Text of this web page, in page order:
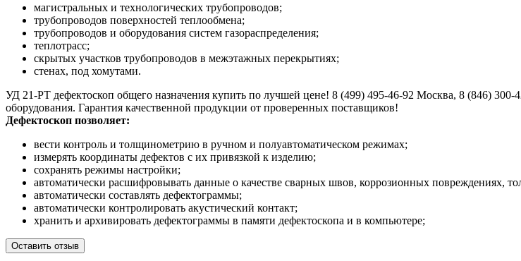
магистральных и технологических трубопроводов;
трубопроводов поверхностей теплообмена;
трубопроводов и оборудования систем газораспределения;
теплотрасс;
скрытых участков трубопроводов в межэтажных перекрытиях;
стенах, под хомутами.
УД 21-РТ дефектоскоп общего назначения купить по лучшей цене! 8 (499) 495-46-92 Москва, 8 (846)
оборудования. Гарантия качественной продукции от проверенных поставщиков!
Дефектоскоп позволяет:
вести контроль и толщинометрию в ручном и полуавтоматическом режимах;
измерять координаты дефектов с их привязкой к изделию;
сохранять режимы настройки;
автоматически расшифровывать данные о качестве сварных швов, коррозионных повреждениях,
автоматически составлять дефектограммы;
автоматически контролировать акустический контакт;
хранить и архивировать дефектограммы в памяти дефектоскопа и в компьютере;
Оставить отзыв